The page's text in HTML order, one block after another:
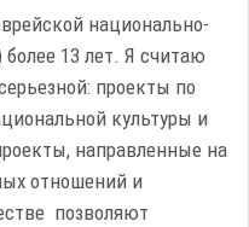
национально-
13 лет. Я считаю
проекты по
культуры и
направленные на
отношений и
позволяют